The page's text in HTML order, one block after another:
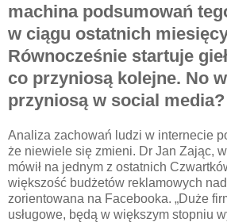
machina podsumowań
w ciągu ostatnich
Równocześnie startuje
co przyniosą kolejne. No
przyniosą w social media?
Analiza zachowań ludzi w internecie
że niewiele się zmieni. Dr Jan Zając,
mówił na jednym z ostatnich
większość budżetów reklamowych
zorientowana na Facebooka. „Duże
usługowe, będą w większym stopniu